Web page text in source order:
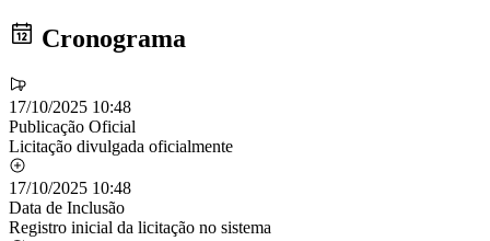
Cronograma
17/10/2025 10:48
Publicação Oficial
Licitação divulgada oficialmente
17/10/2025 10:48
Data de Inclusão
Registro inicial da licitação no sistema